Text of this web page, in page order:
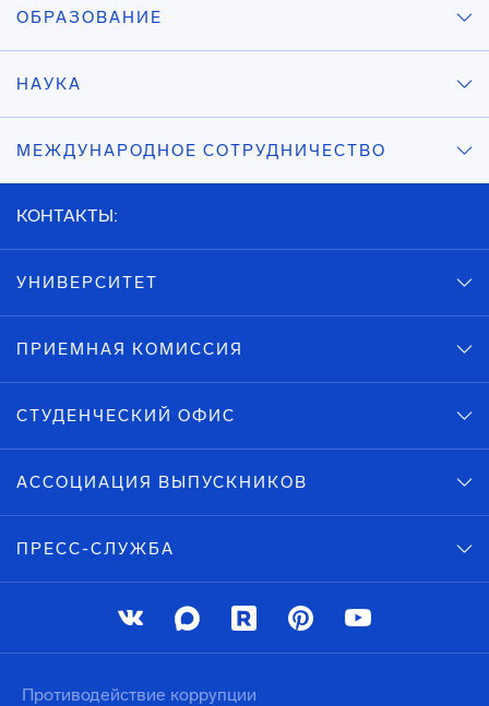
ОБРАЗОВАНИЕ
НАУКА
МЕЖДУНАРОДНОЕ СОТРУДНИЧЕСТВО
КОНТАКТЫ:
УНИВЕРСИТЕТ
ПРИЕМНАЯ КОМИССИЯ
СТУДЕНЧЕСКИЙ ОФИС
АССОЦИАЦИЯ ВЫПУСКНИКОВ
ПРЕСС-СЛУЖБА
Противодействие коррупции